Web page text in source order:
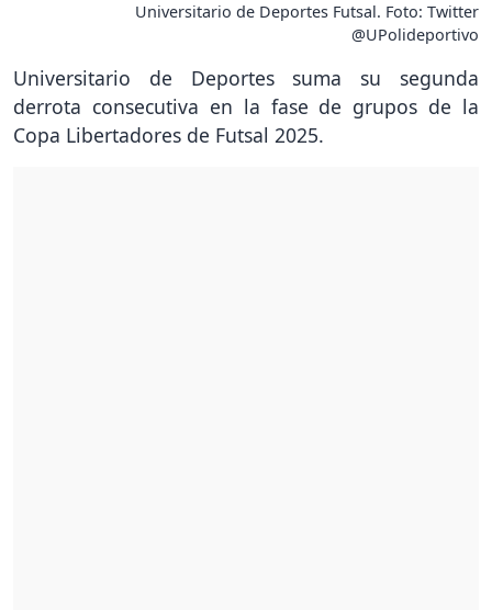
Universitario de Deportes Futsal. Foto: Twitter
@UPolideportivo
Universitario de Deportes suma su segunda
derrota consecutiva en la fase de grupos de la
Copa Libertadores de Futsal 2025.